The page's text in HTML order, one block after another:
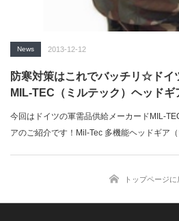
News 2013-12-12
防寒対策はこれでバッチリ☆ドイ
MIL-TEC（ミルテック）ヘッドギ
今回はドイツの軍需品供給メーカードMIL-
アのご紹介です！Mil-Tec 多機能ヘッドギア
トップページに